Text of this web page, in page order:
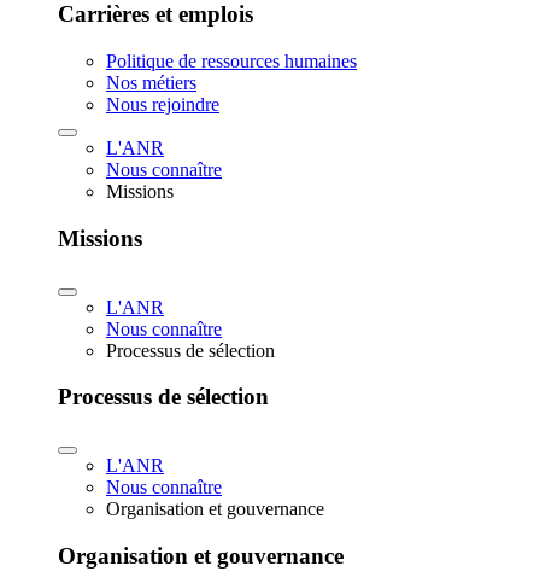
Carrières et emplois
Politique de ressources humaines
Nos métiers
Nous rejoindre
L'ANR
Nous connaître
Missions
Missions
L'ANR
Nous connaître
Processus de sélection
Processus de sélection
L'ANR
Nous connaître
Organisation et gouvernance
Organisation et gouvernance